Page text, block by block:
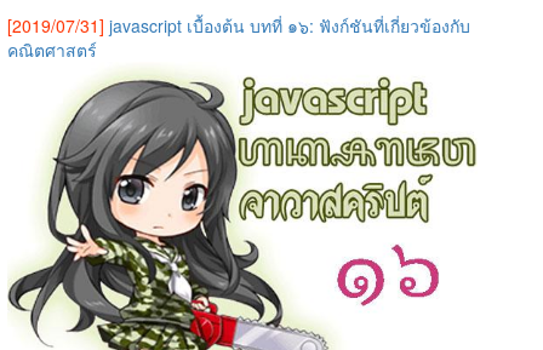
[2019/07/31] javascript เบื้องต้น บทที่ ๑๖: ฟังก์ชันที่เกี่ยวข้องกับ
คณิตศาสตร์